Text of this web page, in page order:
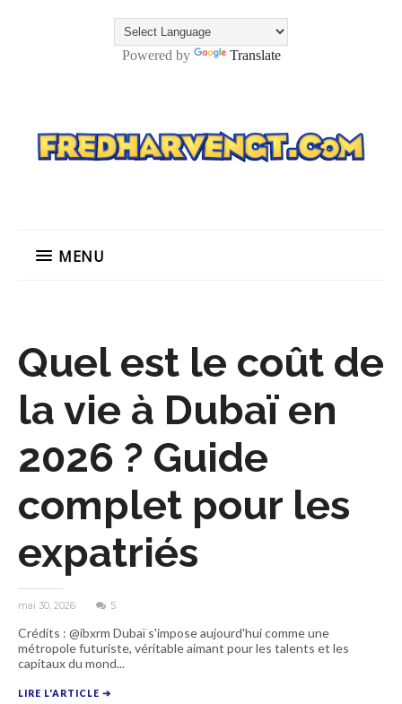
Powered by Translate
MENU
Quel est le coût de
la vie à Dubaï en
2026 ? Guide
complet pour les
expatriés
mai 30, 2026 5
Crédits : @ibxrm Dubaï s'impose aujourd'hui comme une
métropole futuriste, véritable aimant pour les talents et les
capitaux du mond...
LIRE L'ARTICLE ➔